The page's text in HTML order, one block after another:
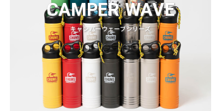
CAMPER WAVE
キャンパーウェーブシリーズ